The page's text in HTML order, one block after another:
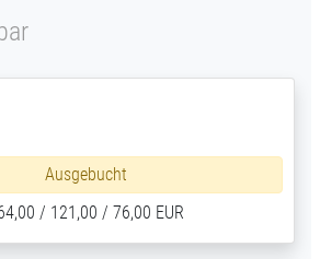
Ausgebucht
/ 121,00 / 76,00 EUR